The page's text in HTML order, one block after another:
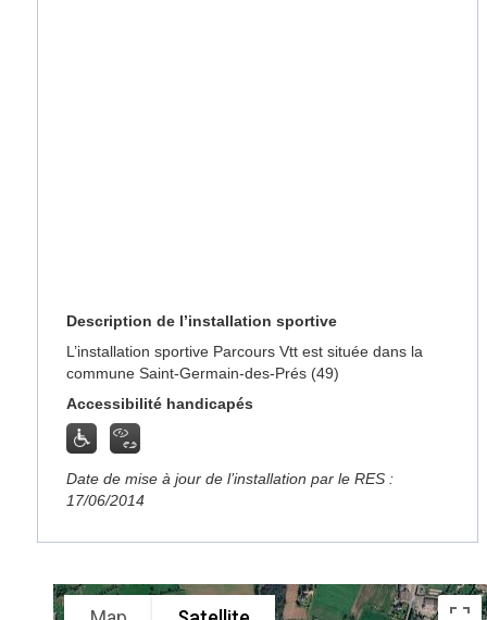
Description de l’installation sportive
L’installation sportive Parcours Vtt est située dans la
commune Saint-Germain-des-Prés (49)
Accessibilité handicapés
Date de mise à jour de l’installation par le RES :
17/06/2014